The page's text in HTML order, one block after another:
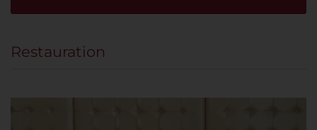
Restauration